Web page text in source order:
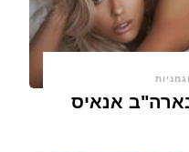
אנאיס